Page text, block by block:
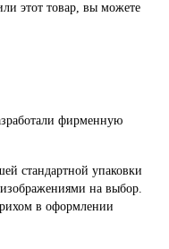
этот товар, вы можете
фирменную
стандартной упаковки
на выбор.
в оформлении